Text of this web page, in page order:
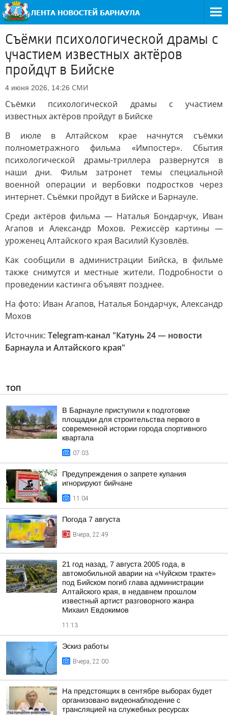
Съёмки психологической драмы с
участием известных актёров
пройдут в Бийске
4 июня 2026, 14:26 СМИ
Съёмки психологической драмы с участием
известных актёров пройдут в Бийске
В июле в Алтайском крае начнутся съёмки
полнометражного фильма «Импостер». Сбытия
психологической драмы-триллера развернутся в
наши дни. Фильм затронет темы специальной
военной операции и вербовки подростков через
интернет. Съёмки пройдут в Бийске и Барнауле.
Среди актёров фильма — Наталья Бондарчук, Иван
Агапов и Александр Мохов. Режиссёр картины —
уроженец Алтайского края Василий Кузовлёв.
Как сообщили в администрации Бийска, в фильме
также снимутся и местные жители. Подробности о
проведении кастинга объявят позднее.
На фото: Иван Агапов, Наталья Бондарчук, Александр
Мохов
Источник: Telegram-канал "Катунь 24 — новости
Барнаула и Алтайского края"
ТОП
В Барнауле приступили к подготовке
площадки для строительства первого в
современной истории города спортивного
квартала
07:03
Предупреждения о запрете купания
игнорируют бийчане
11:04
Погода 7 августа
Вчера, 22:49
21 год назад, 7 августа 2005 года, в
автомобильной аварии на «Чуйском тракте»
под Бийском погиб глава администрации
Алтайского края, в недавнем прошлом
известный артист разговорного жанра
Михаил Евдокимов
11:13
Эскиз работы
Вчера, 22:00
На предстоящих в сентябре выборах будет
организовано видеонаблюдение с
трансляцией на служебных ресурсах